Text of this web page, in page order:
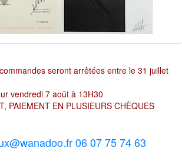
seront arrêtées entre le 31 juillet
vendredi 7 août à 13H30
PAIEMENT EN PLUSIEURS CHÈQUES
06 07 75 74 63